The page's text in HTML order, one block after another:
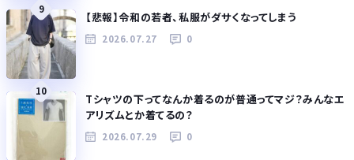
9
【悲報】令和の若者、私服がダサくなってしまう
2026.07.27 0
10
Tシャツの下ってなんか着るのが普通ってマジ？みんなエ
アリズムとか着てるの？
2026.07.29 0